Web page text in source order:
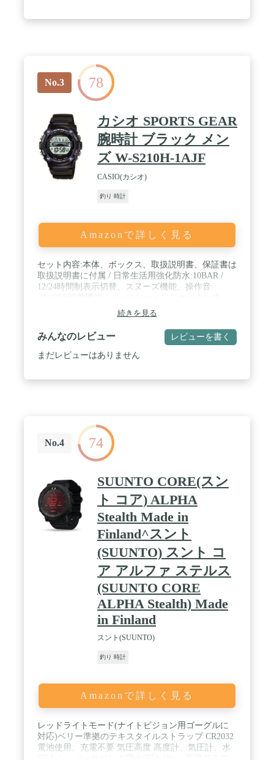
No.3 78
カシオ SPORTS GEAR
腕時計 ブラック メン
ズ W-S210H-1AJF
CASIO(カシオ)
釣り 時計
Amazonで詳しく見る
セット内容:本体、ボックス、取扱説明書、保証書は
取扱説明書に付属 / 日常生活用強化防水:10BAR /
12/24時間制表示切替、スヌーズ機能、操作音
示、パワーセービング機能 / 対象:メンズ
続きを見る
みんなのレビュー レビューを書く
まだレビューはありません
No.4 74
SUUNTO CORE(スン
ト コア) ALPHA
Stealth Made in
Finland^スント
(SUUNTO) スント コ
ア アルファ ステルス
(SUUNTO CORE
ALPHA Stealth) Made
in Finland
スント(SUUNTO)
釣り 時計
Amazonで詳しく見る
レッドライトモード(ナイトビジョン用ゴーグルに
対応)ベリー準拠のテキスタイルストラップ CR2032
電池使用、充電不要 気圧高度 高度計、気圧計、水